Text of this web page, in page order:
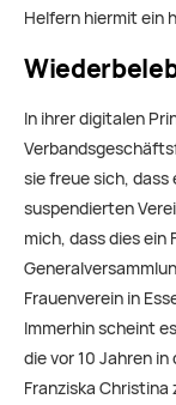
Helfern hiermit ein
In ihrer digitalen
sie freue sich, dass
suspendierten
mich, dass dies ein
Frauenverein in
Immerhin scheint
die vor 10 Jahren
Franziska